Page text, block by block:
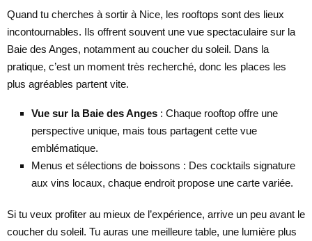
Quand tu cherches à sortir à Nice, les rooftops sont des lieux
incontournables. Ils offrent souvent une vue spectaculaire sur la
Baie des Anges, notamment au coucher du soleil. Dans la
pratique, c’est un moment très recherché, donc les places les
plus agréables partent vite.
Vue sur la Baie des Anges : Chaque rooftop offre une
perspective unique, mais tous partagent cette vue
emblématique.
Menus et sélections de boissons : Des cocktails signature
aux vins locaux, chaque endroit propose une carte variée.
Si tu veux profiter au mieux de l’expérience, arrive un peu avant le
coucher du soleil. Tu auras une meilleure table, une lumière plus